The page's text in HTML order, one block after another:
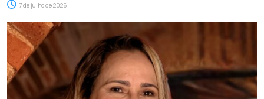
7 de julho de 2026